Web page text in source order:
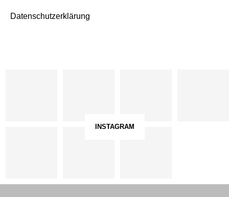
Datenschutzerklärung
INSTAGRAM